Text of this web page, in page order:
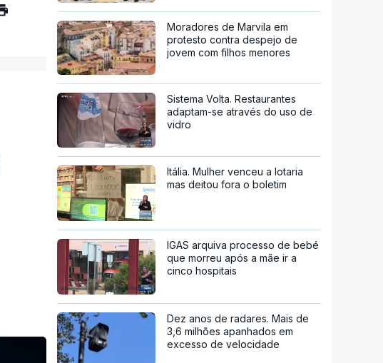
Moradores de Marvila em
protesto contra despejo de
jovem com filhos menores
Sistema Volta. Restaurantes
adaptam-se através do uso de
vidro
Itália. Mulher venceu a lotaria
mas deitou fora o boletim
IGAS arquiva processo de bebé
que morreu após a mãe ir a
cinco hospitais
Dez anos de radares. Mais de
3,6 milhões apanhados em
excesso de velocidade